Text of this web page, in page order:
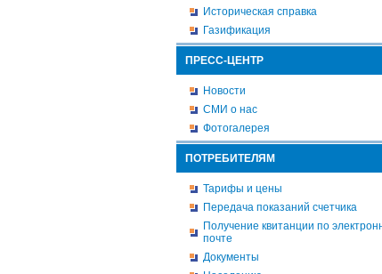
Историческая справка
Газификация
ПРЕСС-ЦЕНТР
Новости
СМИ о нас
Фотогалерея
ПОТРЕБИТЕЛЯМ
Тарифы и цены
Передача показаний счетчика
Получение квитанции по
почте
Документы